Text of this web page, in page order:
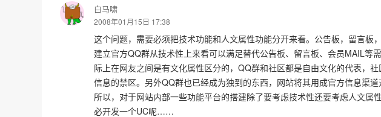
白马啸
2008年01月15日 17:38
这个问题，需要必须把技术功能和人文属性功能分开来看。公告板，留言板
建立官方QQ群从技术性上来看可以满足替代公告板、留言板、会员MAIL等
际上在网友之间是有文化属性区分的，QQ群和社区都是自由文化的代表，
信息的禁区。另外QQ群也已经成为独到的东西，网站将其用成官方信息渠
所以，对于网站内部一些功能平台的搭建除了要考虑技术性还要考虑人文属
必开发一个UC呢……